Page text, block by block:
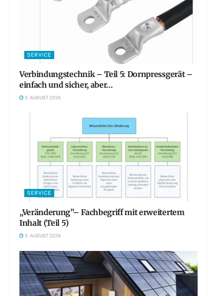
SERVICE
Verbindungstechnik – Teil 5: Dornpressgerät –
einfach und sicher, aber…
5. AUGUST 2026
SERVICE
„Veränderung”– Fachbegriff mit erweitertem
Inhalt (Teil 5)
5. AUGUST 2026